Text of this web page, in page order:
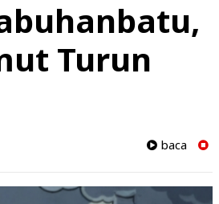
Turun
baca